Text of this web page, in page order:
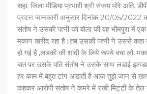
सहा. जिला मीडिया प्रभारी श्री संजय मोरे अति.
प्रदत्त जानकारी अनुसार दिनांक 20/05/2022
संतोष ने उसकी पत्नी को बोला की वह भीमपुरा में
मकान खरीद रहा है।तब उसकी पत्नी ने उससे
हो गई है ,लडकी की शादी के लिये रूपये बचा लो,
बात पर उसके पति संतोष ने उसके साथ लडाई
हर काम में बहुत टांग अडाती है आज तुझे जान से
कहकर आरोपी संतोष ने कमरे में रखी मिट्टी के तेल